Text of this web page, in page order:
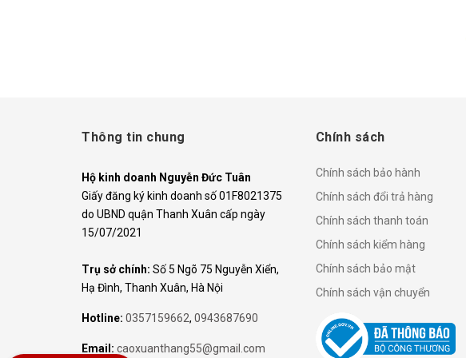
Thông tin chung
Hộ kinh doanh Nguyễn Đức Tuân
Giấy đăng ký kinh doanh số 01F8021375
do UBND quận Thanh Xuân cấp ngày
15/07/2021
Trụ sở chính: Số 5 Ngõ 75 Nguyễn Xiển,
Hạ Đình, Thanh Xuân, Hà Nội
Hotline: 0357159662, 0943687690
Email: caoxuanthang55@gmail.com
Chính sách
Chính sách bảo hành
Chính sách đổi trả hàng
Chính sách thanh toán
Chính sách kiểm hàng
Chính sách bảo mật
Chính sách vận chuyển